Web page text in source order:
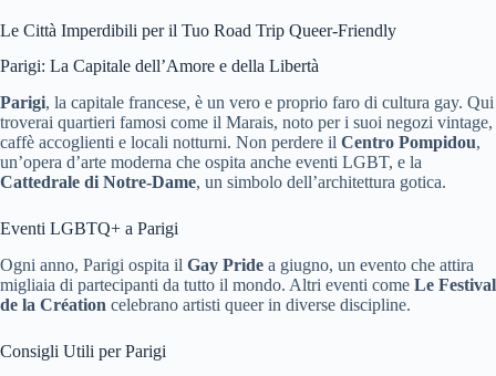
Le Città Imperdibili per il Tuo Road Trip Queer-Friendly
Parigi: La Capitale dell’Amore e della Libertà
Parigi, la capitale francese, è un vero e proprio faro di cultura gay. Qui
troverai quartieri famosi come il Marais, noto per i suoi negozi vintage,
caffè accoglienti e locali notturni. Non perdere il Centro Pompidou,
un’opera d’arte moderna che ospita anche eventi LGBT, e la
Cattedrale di Notre-Dame, un simbolo dell’architettura gotica.
Eventi LGBTQ+ a Parigi
Ogni anno, Parigi ospita il Gay Pride a giugno, un evento che attira
migliaia di partecipanti da tutto il mondo. Altri eventi come Le Festival
de la Création celebrano artisti queer in diverse discipline.
Consigli Utili per Parigi